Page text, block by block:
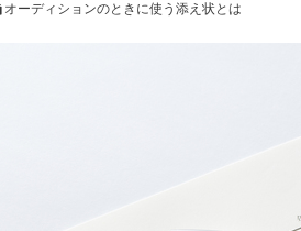
オーディションのときに使う添え状とは